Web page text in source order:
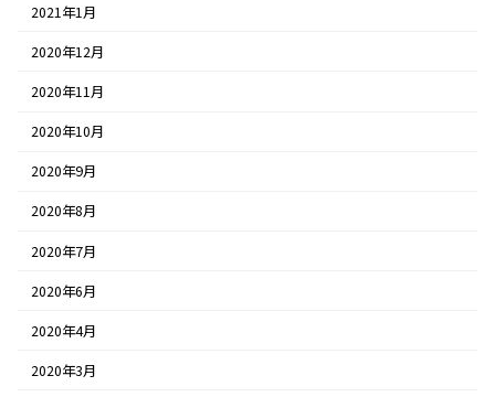
2021年1月
2020年12月
2020年11月
2020年10月
2020年9月
2020年8月
2020年7月
2020年6月
2020年4月
2020年3月